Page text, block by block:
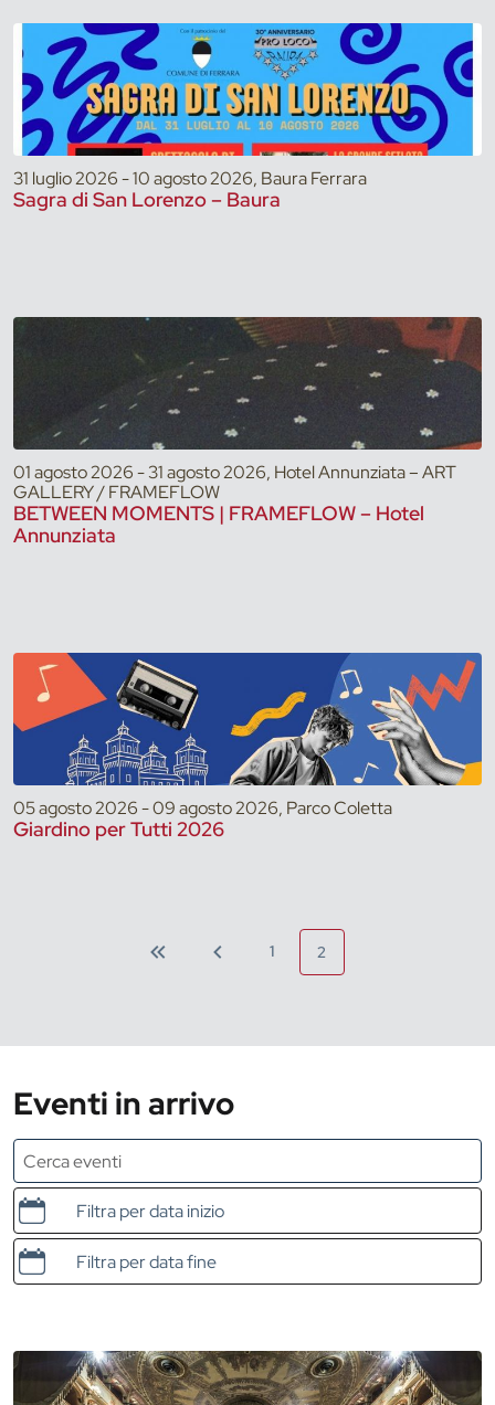
31 luglio 2026 - 10 agosto 2026, Baura Ferrara
Sagra di San Lorenzo – Baura
01 agosto 2026 - 31 agosto 2026, Hotel Annunziata – ART
GALLERY / FRAMEFLOW
BETWEEN MOMENTS | FRAMEFLOW – Hotel
Annunziata
05 agosto 2026 - 09 agosto 2026, Parco Coletta
Giardino per Tutti 2026
1 2
Eventi in arrivo
Data e ora di inizio
Data e ora di fine